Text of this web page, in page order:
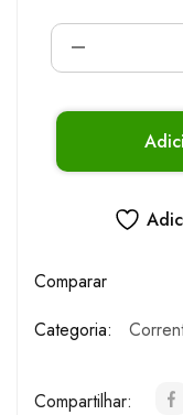
Comparar
Categoria:
Compartilhar: